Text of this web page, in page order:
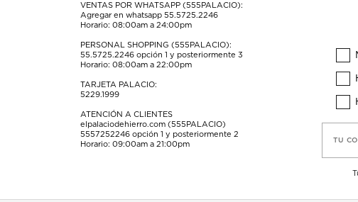
VENTAS POR WHATSAPP (555PALACIO):
Agregar en whatsapp 55.5725.2246
Horario: 08:00am a 24:00pm
PERSONAL SHOPPING (555PALACIO):
55.5725.2246 opción 1 y posteriormente 3
Horario: 08:00am a 22:00pm
TARJETA PALACIO:
5229.1999
ATENCIÓN A CLIENTES
elpalaciodehierro.com (555PALACIO)
5557252246 opción 1 y posteriormente 2
Horario: 09:00am a 21:00pm
TU